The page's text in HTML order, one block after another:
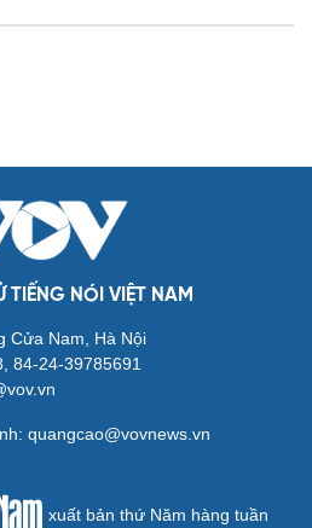
Giải trí
Thời trang
Sao Việt
TIẾNG NÓI VIỆT NAM
Cửa Nam, Hà Nội
84-24-39785691
quangcao@vovnews.vn
xuất bản thứ Năm hàng tuần